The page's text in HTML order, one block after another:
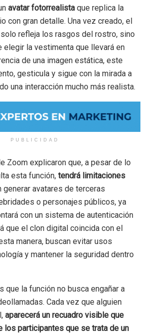
avatar fotorrealista que replica la
con gran detalle. Una vez creado, el
refleja los rasgos del rostro, sino
elegir la vestimenta que llevará en
de una imagen estática, este
gesticula y sigue con la mirada a
una interacción mucho más realista.
PUBLICIDAD
Zoom explicaron que, a pesar de lo
esta función, tendrá limitaciones
generar avatares de terceras
o personajes públicos, ya
con un sistema de autenticación
que el clon digital coincida con el
manera, buscan evitar usos
y mantener la seguridad dentro
que la función no busca engañar a
Cada vez que alguien
aparecerá un recuadro visible que
los participantes que se trata de un